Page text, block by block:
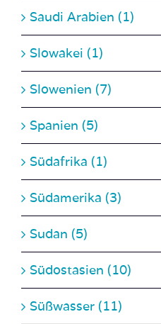
Slowakei (1)
Slowenien (7)
Spanien (5)
Südafrika (1)
Südamerika (3)
Sudan (5)
Südostasien (10)
Süßwasser (11)
Tagestrip (6)